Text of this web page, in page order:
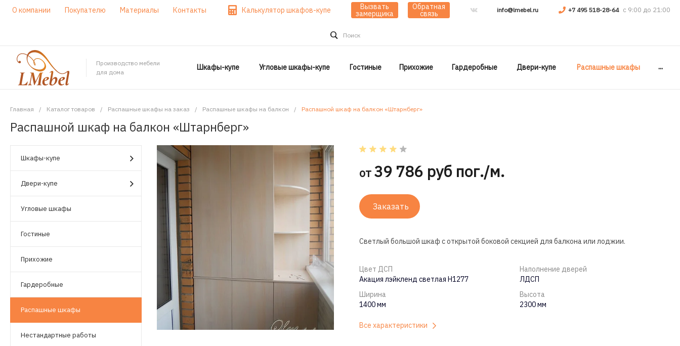
О компании Покупателю Материалы Контакты Калькулятор шкафов-купе Вызвать
замерщика
Обратная
связь info@lmebel.ru +7 495 518-28-64
Поиск
Производство мебели
для дома
Шкафы-купе Угловые шкафы-купе Гостиные Прихожие Гардеробные Двери-купе Распашные шкафы ...
Главная / Каталог товаров / Распашные шкафы на заказ / Распашные шкафы на балкон / Распашной шкаф на балкон «Штарнберг»
Распашной шкаф на балкон «Штарнберг»
Шкафы-купе
Двери-купе
Угловые шкафы
Гостиные
Прихожие
Гардеробные
Распашные шкафы
Нестандартные работы
от 39 786 руб пог./м.
Заказать
Светлый большой шкаф с открытой боковой секцией для балкона или лоджии.
Цвет ДСП
Акация лэйкленд светлая Н1277
Наполнение дверей
ЛДСП
Ширина
1400 мм
Высота
2300 мм
Все характеристики